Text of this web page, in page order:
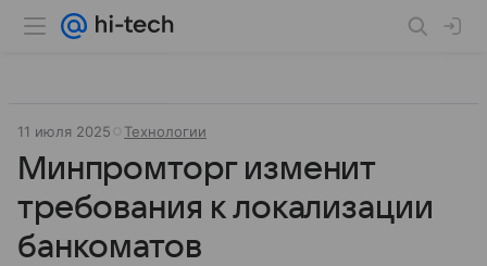
11 июля 2025 Технологии
Минпромторг изменит
требования к локализации
банкоматов